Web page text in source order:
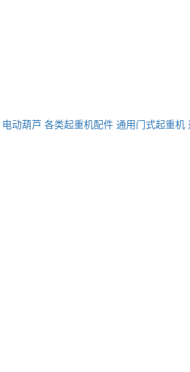
电动葫芦 各类起重机配件 通用门式起重机